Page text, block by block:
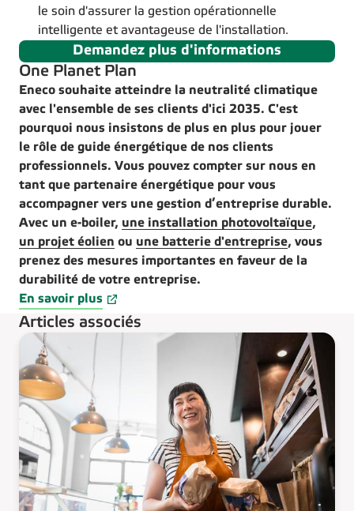
le soin d'assurer la gestion opérationnelle
intelligente et avantageuse de l'installation.
Demandez plus d'informations
One Planet Plan
Eneco souhaite atteindre la neutralité climatique
avec l'ensemble de ses clients d'ici 2035. C'est
pourquoi nous insistons de plus en plus pour jouer
le rôle de guide énergétique de nos clients
professionnels. Vous pouvez compter sur nous en
tant que partenaire énergétique pour vous
accompagner vers une gestion d’entreprise durable.
Avec un e-boiler, une installation photovoltaïque,
un projet éolien ou une batterie d'entreprise, vous
prenez des mesures importantes en faveur de la
durabilité de votre entreprise.
En savoir plus
Articles associés